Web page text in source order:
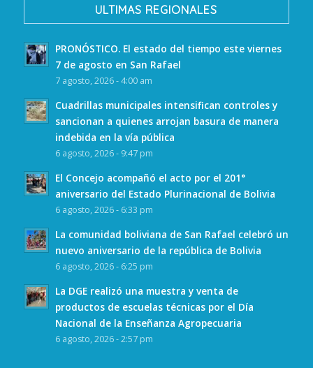
ULTIMAS REGIONALES
PRONÓSTICO. El estado del tiempo este viernes
7 de agosto en San Rafael
7 agosto, 2026 - 4:00 am
Cuadrillas municipales intensifican controles y
sancionan a quienes arrojan basura de manera
indebida en la vía pública
6 agosto, 2026 - 9:47 pm
El Concejo acompañó el acto por el 201°
aniversario del Estado Plurinacional de Bolivia
6 agosto, 2026 - 6:33 pm
La comunidad boliviana de San Rafael celebró un
nuevo aniversario de la república de Bolivia
6 agosto, 2026 - 6:25 pm
La DGE realizó una muestra y venta de
productos de escuelas técnicas por el Día
Nacional de la Enseñanza Agropecuaria
6 agosto, 2026 - 2:57 pm